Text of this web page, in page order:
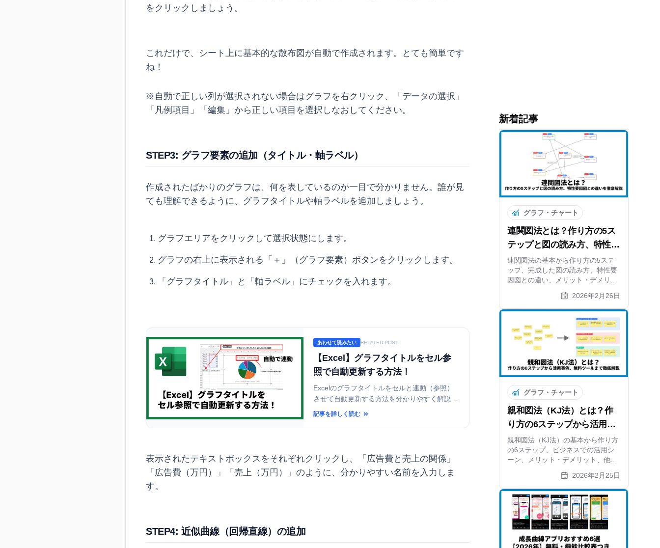
をクリックしましょう。
これだけで、シート上に基本的な散布図が自動で作成されます。とても簡単です
ね！
※自動で正しい列が選択されない場合はグラフを右クリック、「データの選択」
「凡例項目」「編集」から正しい項目を選択しなおしてください。
STEP3: グラフ要素の追加（タイトル・軸ラベル）
作成されたばかりのグラフは、何を表しているのか一目で分かりません。誰が見
ても理解できるように、グラフタイトルや軸ラベルを追加しましょう。
グラフエリアをクリックして選択状態にします。
グラフの右上に表示される「＋」（グラフ要素）ボタンをクリックします。
「グラフタイトル」と「軸ラベル」にチェックを入れます。
あわせて読みたい RELATED POST
【Excel】グラフタイトルをセル参
照で自動更新する方法！
Excelのグラフタイトルをセルと連動（参照）
させて自動更新する方法を分かりやすく解説。
複数のセルを結合して表示するテクニックや、
記事を詳しく読む
表示されたテキストボックスをそれぞれクリックし、「広告費と売上の関係」
「広告費（万円）」「売上（万円）」のように、分かりやすい名前を入力しま
す。
STEP4: 近似曲線（回帰直線）の追加
新着記事
グラフ・チャート
連関図法とは？作り方の5ス
テップと図の読み方、特性要
因図との違いを徹底解説
連関図法の基本から作り方の5ステ
ップ、完成した図の読み方、特性要
因図との違い、メリット・デメリッ
トまで解説。矢印分析で根本原因を
特定する方法と無料ツールも紹介し
ます。
2026年2月26日
グラフ・チャート
親和図法（KJ法）とは？作
り方の6ステップから活用事
例、無料ツールまで徹底解説
親和図法（KJ法）の基本から作り方
の6ステップ、ビジネスでの活用シ
ーン、メリット・デメリット、他手
ラインツールでの作成方法も紹介し
ます。
2026年2月25日